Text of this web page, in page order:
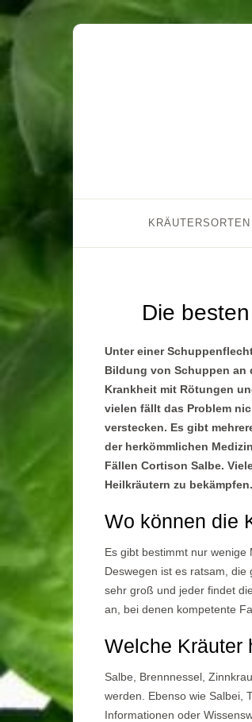
KRÄUTERSORTEN
Die
Unter einer
Bildung von Schuppen an
Krankheit mit Rötungen
vielen fällt das Problem
verstecken. Es gibt
der herkömmlichen
Fällen Cortison Salbe.
Heilkräutern zu bekämpfen.
Wo können die
Es gibt bestimmt nur wenige
Deswegen ist es ratsam, die
sehr groß und jeder findet
an, bei denen kompetente
Welche Kräuter
Salbe, Brennnessel,
werden. Ebenso wie Salbei,
Informationen oder